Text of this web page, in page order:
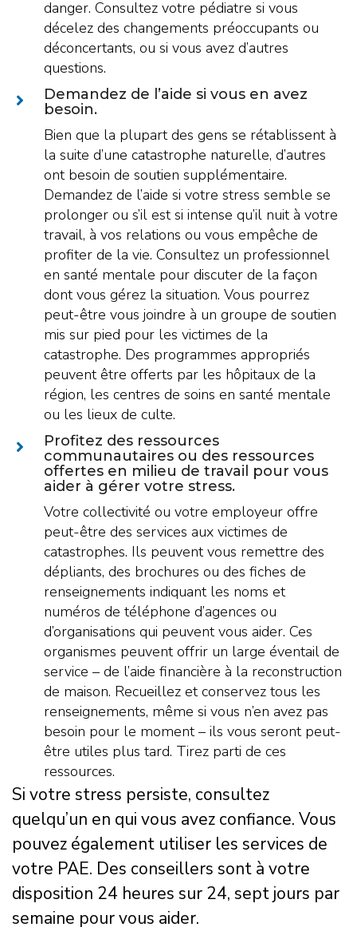
danger. Consultez votre pédiatre si vous
décelez des changements préoccupants ou
déconcertants, ou si vous avez d’autres
questions.
Demandez de l’aide si vous en avez
besoin.
Bien que la plupart des gens se rétablissent à
la suite d’une catastrophe naturelle, d’autres
ont besoin de soutien supplémentaire.
Demandez de l’aide si votre stress semble se
prolonger ou s’il est si intense qu’il nuit à votre
travail, à vos relations ou vous empêche de
profiter de la vie. Consultez un professionnel
en santé mentale pour discuter de la façon
dont vous gérez la situation. Vous pourrez
peut-être vous joindre à un groupe de soutien
mis sur pied pour les victimes de la
catastrophe. Des programmes appropriés
peuvent être offerts par les hôpitaux de la
région, les centres de soins en santé mentale
ou les lieux de culte.
Profitez des ressources
communautaires ou des ressources
offertes en milieu de travail pour vous
aider à gérer votre stress.
Votre collectivité ou votre employeur offre
peut-être des services aux victimes de
catastrophes. Ils peuvent vous remettre des
dépliants, des brochures ou des fiches de
renseignements indiquant les noms et
numéros de téléphone d’agences ou
d’organisations qui peuvent vous aider. Ces
organismes peuvent offrir un large éventail de
service – de l’aide financière à la reconstruction
de maison. Recueillez et conservez tous les
renseignements, même si vous n’en avez pas
besoin pour le moment – ils vous seront peut-
être utiles plus tard. Tirez parti de ces
ressources.
Si votre stress persiste, consultez
quelqu’un en qui vous avez confiance. Vous
pouvez également utiliser les services de
votre PAE. Des conseillers sont à votre
disposition 24 heures sur 24, sept jours par
semaine pour vous aider.